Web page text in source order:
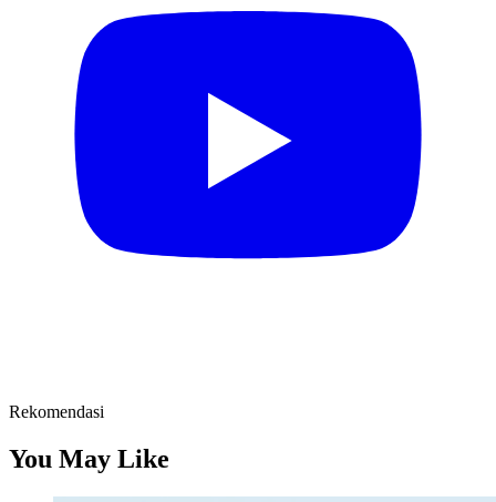
Rekomendasi
You May Like